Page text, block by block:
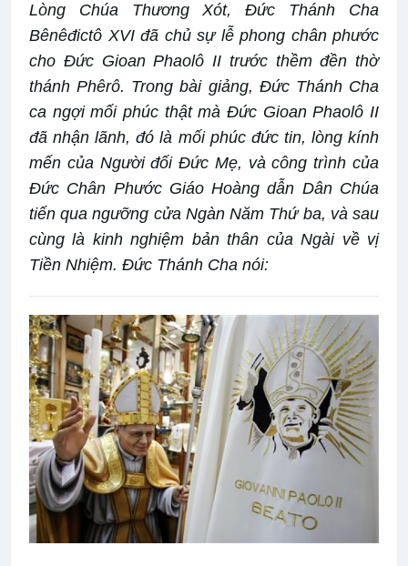
Lòng Chúa Thương Xót, Đức Thánh Cha
Bênêđictô XVI đã chủ sự lễ phong chân phước
cho Đức Gioan Phaolô II trước thềm đền thờ
thánh Phêrô. Trong bài giảng, Đức Thánh Cha
ca ngợi mối phúc thật mà Đức Gioan Phaolô II
đã nhận lãnh, đó là mối phúc đức tin, lòng kính
mến của Người đối Đức Mẹ, và công trình của
Đức Chân Phước Giáo Hoàng dẫn Dân Chúa
tiến qua ngưỡng cửa Ngàn Năm Thứ ba, và sau
cùng là kinh nghiệm bản thân của Ngài về vị
Tiền Nhiệm. Đức Thánh Cha nói: